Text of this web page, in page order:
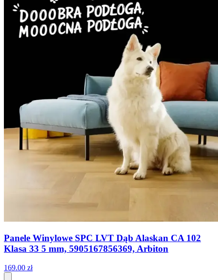
Panele Winylowe SPC LVT Dąb Alaskan CA 102
Klasa 33 5 mm, 5905167856369, Arbiton
169.00 zł